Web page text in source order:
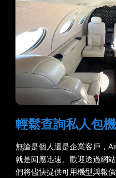
輕鬆查詢私人包
無論是個人還是企業客戶，
就是回應迅速。歡迎透過網
們將儘快提供可用機型與報價